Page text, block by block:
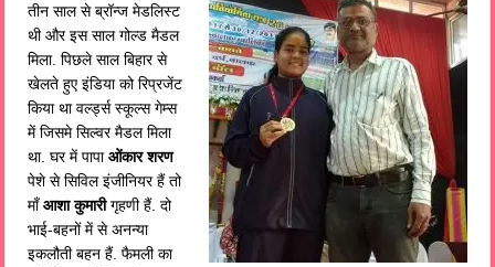
तीन साल से ब्रॉन्ज मेडलिस्ट
थी और इस साल गोल्ड मैडल
मिला. पिछले साल बिहार से
खेलते हुए इंडिया को रिप्रजेंट
किया था वर्ल्ड्स स्कूल्स गेम्स
में जिसमे सिल्वर मैडल मिला
था. घर में पापाओंकार शरण
पेशे से सिविल इंजीनियर हैं तो
माँआशा कुमारीगृहणी हैं. दो
भाई-बहनों में से अनन्या
इकलौती बहन हैं. फैमली का